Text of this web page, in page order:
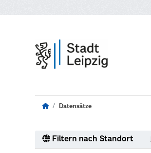
Datensätze
Filtern nach Standort